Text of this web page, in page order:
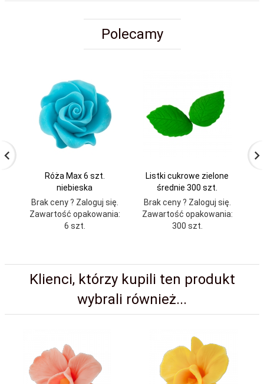
Polecamy
Róża Max 6 szt.
niebieska
Brak ceny ? Zaloguj się.
Zawartość opakowania:
6 szt.
Listki cukrowe zielone
średnie 300 szt.
Brak ceny ? Zaloguj się.
Zawartość opakowania:
300 szt.
Klienci, którzy kupili ten produkt
wybrali również...